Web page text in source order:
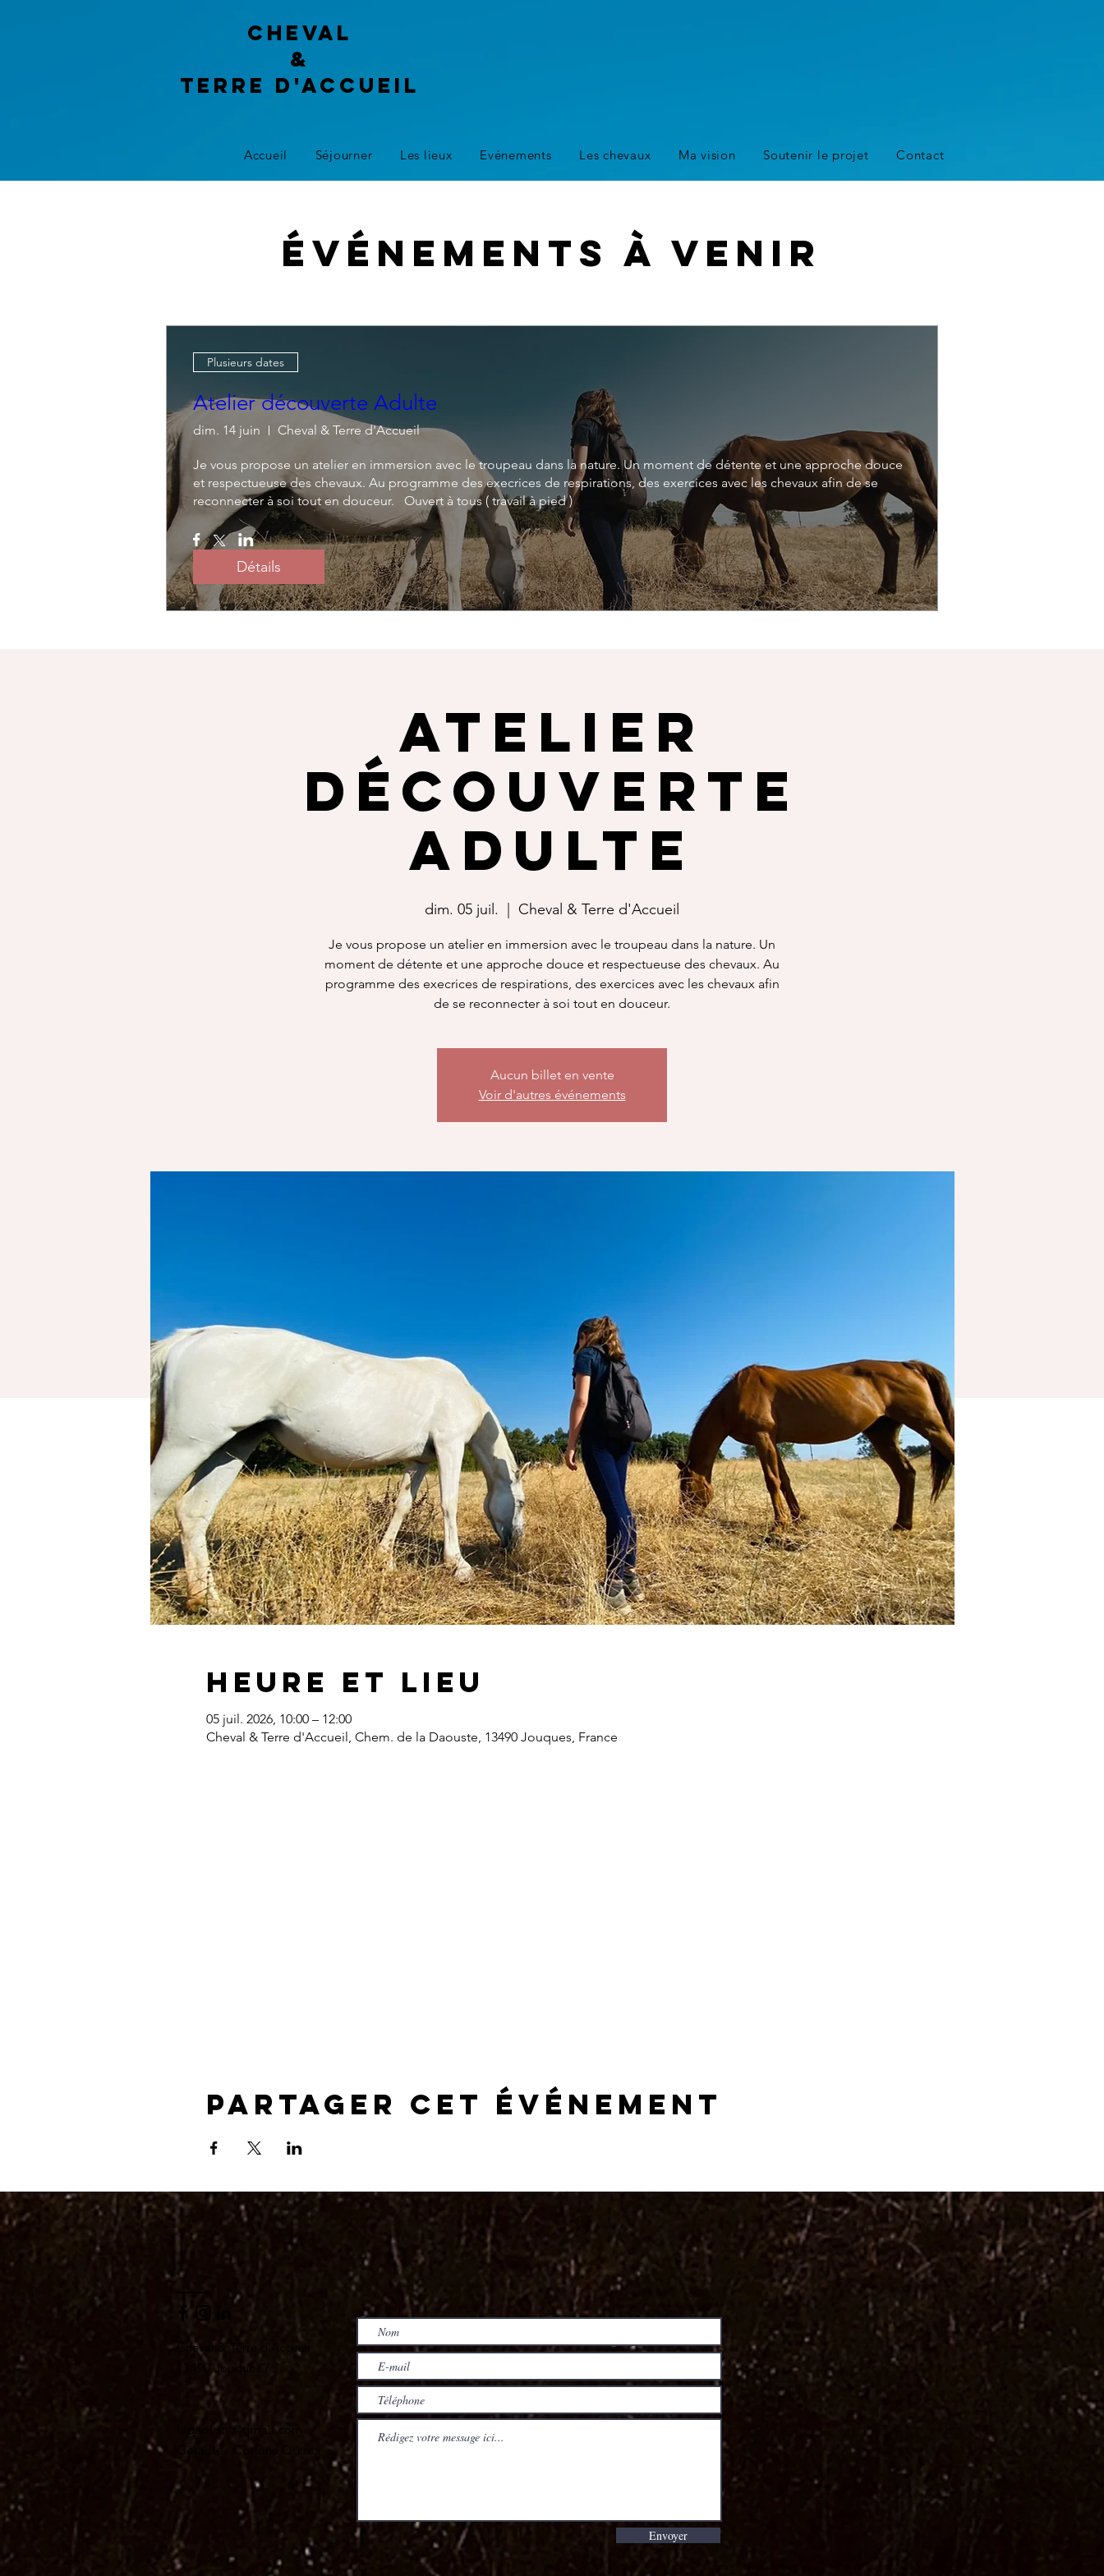
Cheval
&
terre d'accueil
Accueil Séjourner Les lieux Evénements Les chevaux Ma vision Soutenir le projet Contact
Événements à venir
Plusieurs dates
Atelier découverte Adulte
dim. 14 juin Cheval & Terre d'Accueil
Je vous propose un atelier en immersion avec le troupeau dans la nature. Un moment de détente et une approche douce
et respectueuse des chevaux. Au programme des execrices de respirations, des exercices avec les chevaux afin de se
reconnecter à soi tout en douceur.   Ouvert à tous ( travail à pied )
Détails
Atelier
découverte
Adulte
dim. 05 juil. Cheval & Terre d'Accueil
Je vous propose un atelier en immersion avec le troupeau dans la nature. Un
moment de détente et une approche douce et respectueuse des chevaux. Au
programme des execrices de respirations, des exercices avec les chevaux afin
de se reconnecter à soi tout en douceur.
Aucun billet en vente
Voir d'autres événements
Heure et lieu
05 juil. 2026, 10:00 – 12:00
Cheval & Terre d'Accueil, Chem. de la Daouste, 13490 Jouques, France
Partager cet événement
Cheval & Terre d'Accueil
13490 Jouques /
ladaouste@gmail.com
Gérante : Corinne Quirici
Envoyer